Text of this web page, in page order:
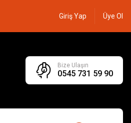
Giriş Yap Üye Ol
Bize Ulaşın
0545 731 59 90